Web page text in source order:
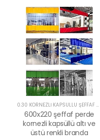
0.30 KORNEZLİ KAPSÜLLÜ ŞEFFAF PERDE
600x220 şeffaf perde
kornezli kapsüllü altı ve
üstü renkli branda